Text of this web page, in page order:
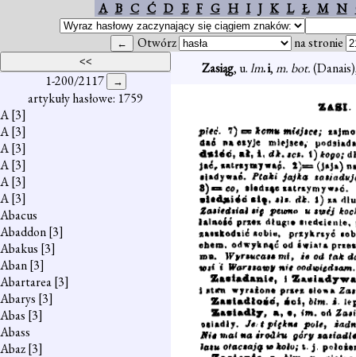
A B C Ć D E F G H I J K L Ł M N
Otwórz na stronie
1-200/2117
artykuły hasłowe: 1759
A[3]
A[3]
A[3]
A[3]
A[3]
A[3]
Abacus
Abaddon[3]
Abakus [3]
Aban[3]
Abartarea[3]
Abarys [3]
Abas [3]
Abass
Abaz[3]
Zasiąg, u.lm. i,m. bot.